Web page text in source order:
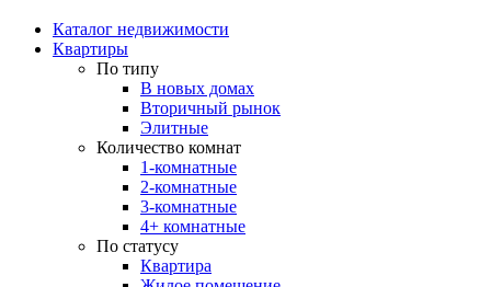
Каталог недвижимости
Квартиры
По типу
В новых домах
Вторичный рынок
Элитные
Количество комнат
1-комнатные
2-комнатные
3-комнатные
4+ комнатные
По статусу
Квартира